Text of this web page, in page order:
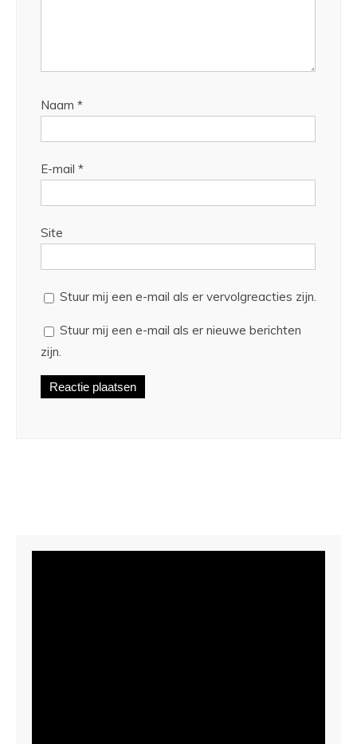
Naam *
E-mail *
Site
Stuur mij een e-mail als er vervolgreacties zijn.
Stuur mij een e-mail als er nieuwe berichten
zijn.